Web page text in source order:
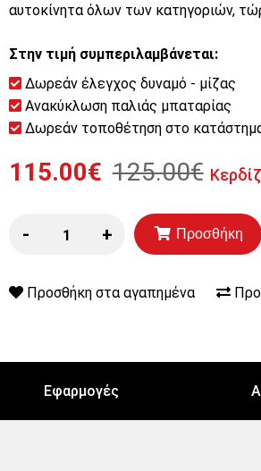
αυτοκίνητα όλων των κατηγοριών,
Στην τιμή συμπεριλαμβάνεται:
Δωρεάν έλεγχος δυναμό - μίζας
Ανακύκλωση παλιάς μπαταρίας
Δωρεάν τοποθέτηση στο
115.00€ 125.00€
- + Προσθήκη
Προσθήκη στα αγαπημένα
Εφαρμογές